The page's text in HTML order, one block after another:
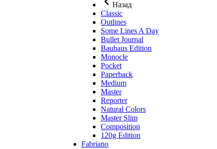
Назад
Classic
Outlines
Some Lines A Day
Bullet Journal
Bauhaus Edition
Monocle
Pocket
Paperback
Medium
Master
Reporter
Natural Colors
Master Slim
Composition
120g Edition
Fabriano